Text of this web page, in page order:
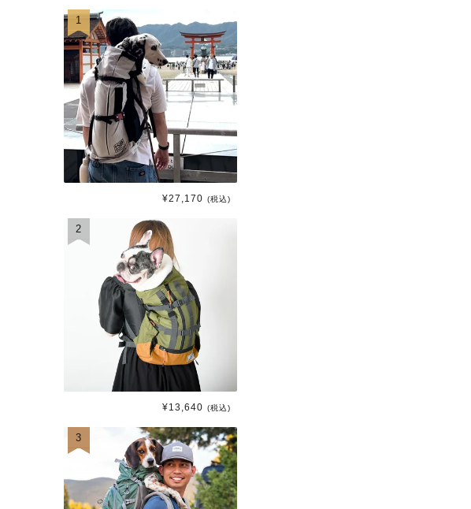
1
¥27,170 (税込)
2
¥13,640 (税込)
3